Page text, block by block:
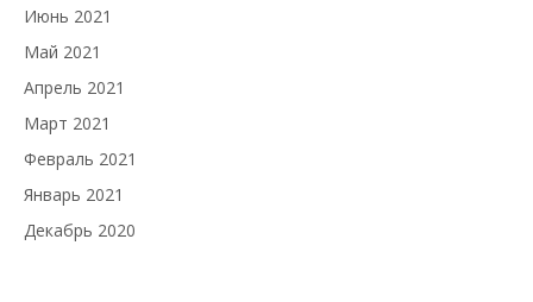
Июнь 2021
Май 2021
Апрель 2021
Март 2021
Февраль 2021
Январь 2021
Декабрь 2020